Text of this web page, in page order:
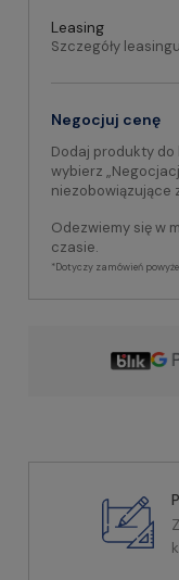
Leasing
Szczegóły leasingu
Negocjuj cenę
Dodaj produkty do
wybierz
niezobowiązujące
Odezwiemy się w
czasie.
*Dotyczy zamówień